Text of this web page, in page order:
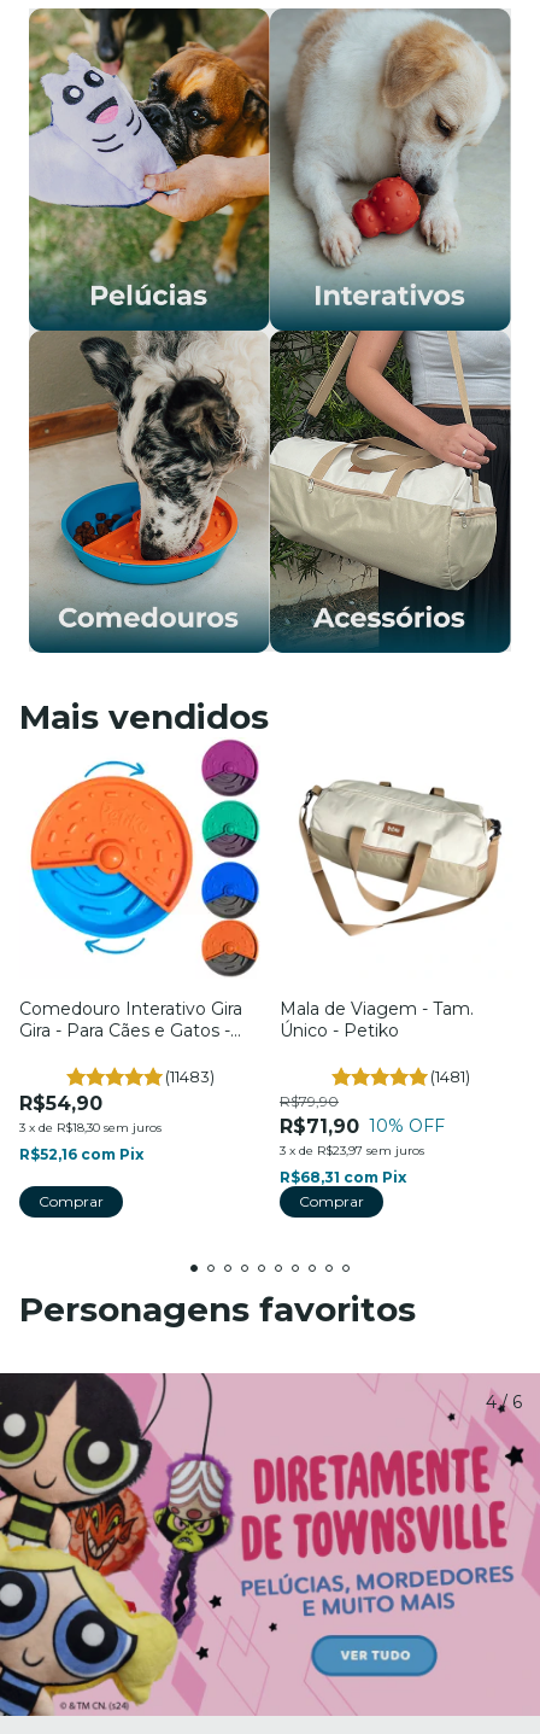
Mais vendidos
Comedouro Interativo Gira
Gira - Para Cães e Gatos -
(11483)
R$54,90
3 x de R$18,30 sem juros
R$52,16 com Pix
Comprar
Mala de Viagem - Tam.
Único - Petiko
(1481)
R$71,90
R$79,90
10% OFF
3 x de R$23,97 sem juros
R$68,31 com Pix
Personagens favoritos
4/ 6